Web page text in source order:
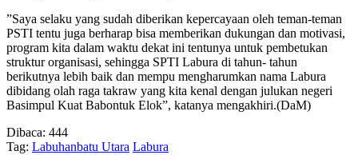
”Saya selaku yang sudah diberikan kepercayaan oleh teman-teman
PSTI tentu juga berharap bisa memberikan dukungan dan motivasi,
program kita dalam waktu dekat ini tentunya untuk pembetukan
struktur organisasi, sehingga SPTI Labura di tahun- tahun
berikutnya lebih baik dan mempu mengharumkan nama Labura
dibidang olah raga takraw yang kita kenal dengan julukan negeri
Basimpul Kuat Babontuk Elok”, katanya mengakhiri.(DaM)
Dibaca: 444
Tag: Labuhanbatu Utara Labura